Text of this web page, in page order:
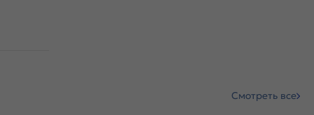
Смотреть все